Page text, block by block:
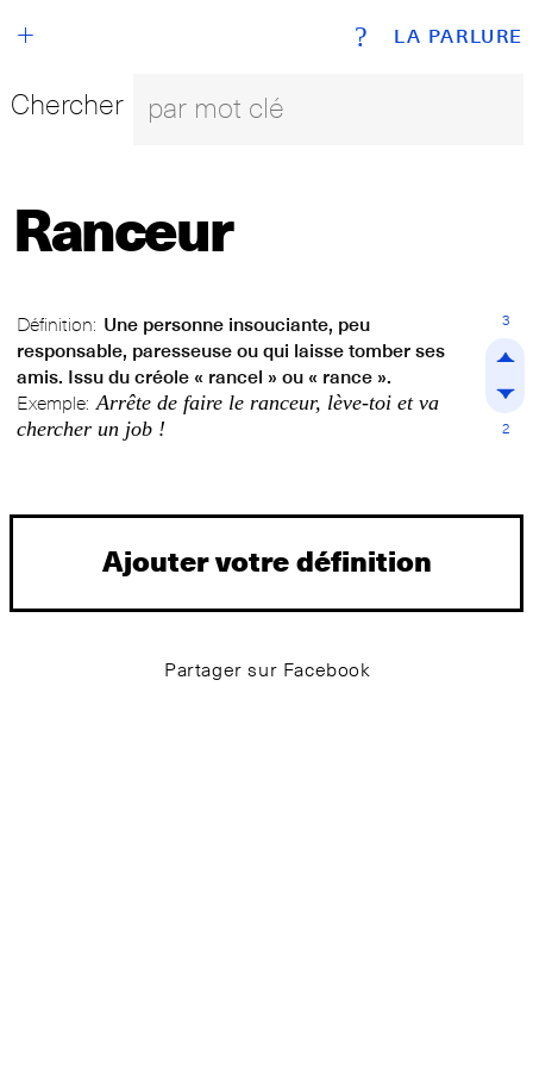
LA PARLURE
+ ?
Chercher
Ranceur
Définition: Une personne insouciante, peu
responsable, paresseuse ou qui laisse tomber ses
amis. Issu du créole « rancel » ou « rance ».
Exemple: Arrête de faire le ranceur, lève-toi et va
chercher un job !
3
2
Ajouter votre définition
Partager sur Facebook